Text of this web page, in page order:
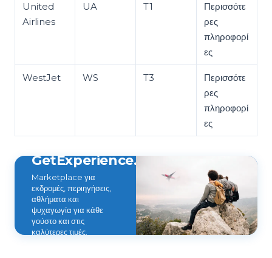
United
Airlines
UA T1
Περισσότε
ρες
πληροφορί
ες
WestJet WS T3
Περισσότε
ρες
πληροφορί
ες
GetExperience.com
Marketplace για
εκδρομές, περιηγήσεις,
αθλήματα και
ψυχαγωγία για κάθε
γούστο και στις
καλύτερες τιμές.